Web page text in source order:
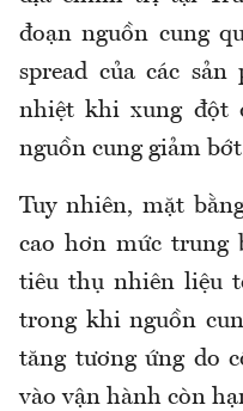
đoạn nguồn cung
spread của các
nhiệt khi xung đột
nguồn cung giảm
Tuy nhiên, mặt
cao hơn mức trung
tiêu thụ nhiên liệu
trong khi nguồn
tăng tương ứng do
vào vận hành còn